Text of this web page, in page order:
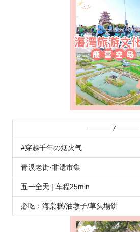
——— 7 ———
#穿越千年の烟火气
青溪老街·非遗市集
五一全天 | 车程25min
必吃：海棠糕/油墩子/草头塌饼